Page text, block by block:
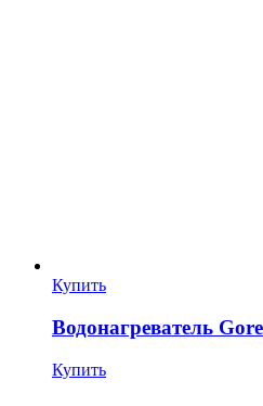
Купить
Водонагреватель
Купить